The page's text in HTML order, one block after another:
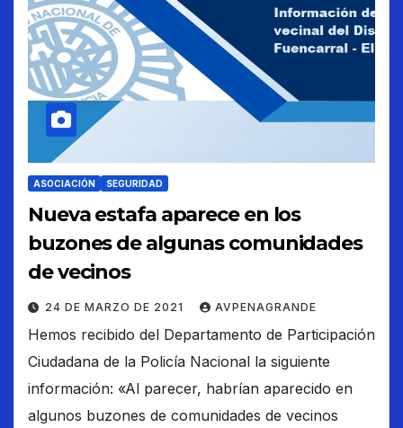
ASOCIACIÓN SEGURIDAD
Nueva estafa aparece en los
buzones de algunas comunidades
de vecinos
24 DE MARZO DE 2021 AVPENAGRANDE
Hemos recibido del Departamento de Participación
Ciudadana de la Policía Nacional la siguiente
información: «Al parecer, habrían aparecido en
algunos buzones de comunidades de vecinos